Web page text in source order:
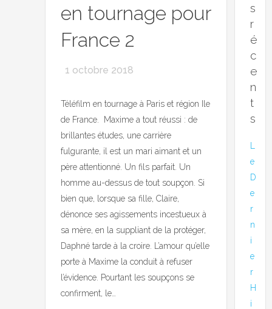
en tournage pour
France 2
1 octobre 2018
Téléfilm en tournage à Paris et région Ile
de France. Maxime a tout réussi : de
brillantes études, une carrière
fulgurante, il est un mari aimant et un
père attentionné. Un fils parfait. Un
homme au-dessus de tout soupçon. Si
bien que, lorsque sa fille, Claire,
dénonce ses agissements incestueux à
sa mère, en la suppliant de la protéger,
Daphné tarde à la croire. L’amour qu’elle
porte à Maxime la conduit à refuser
l’évidence. Pourtant les soupçons se
confirment, le…
s
r
é
c
e
n
t
s
e
D
e
r
n
i
e
r
H
i